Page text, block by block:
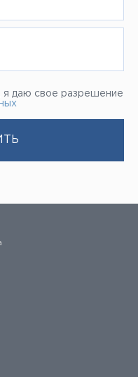
я даю свое разрешение